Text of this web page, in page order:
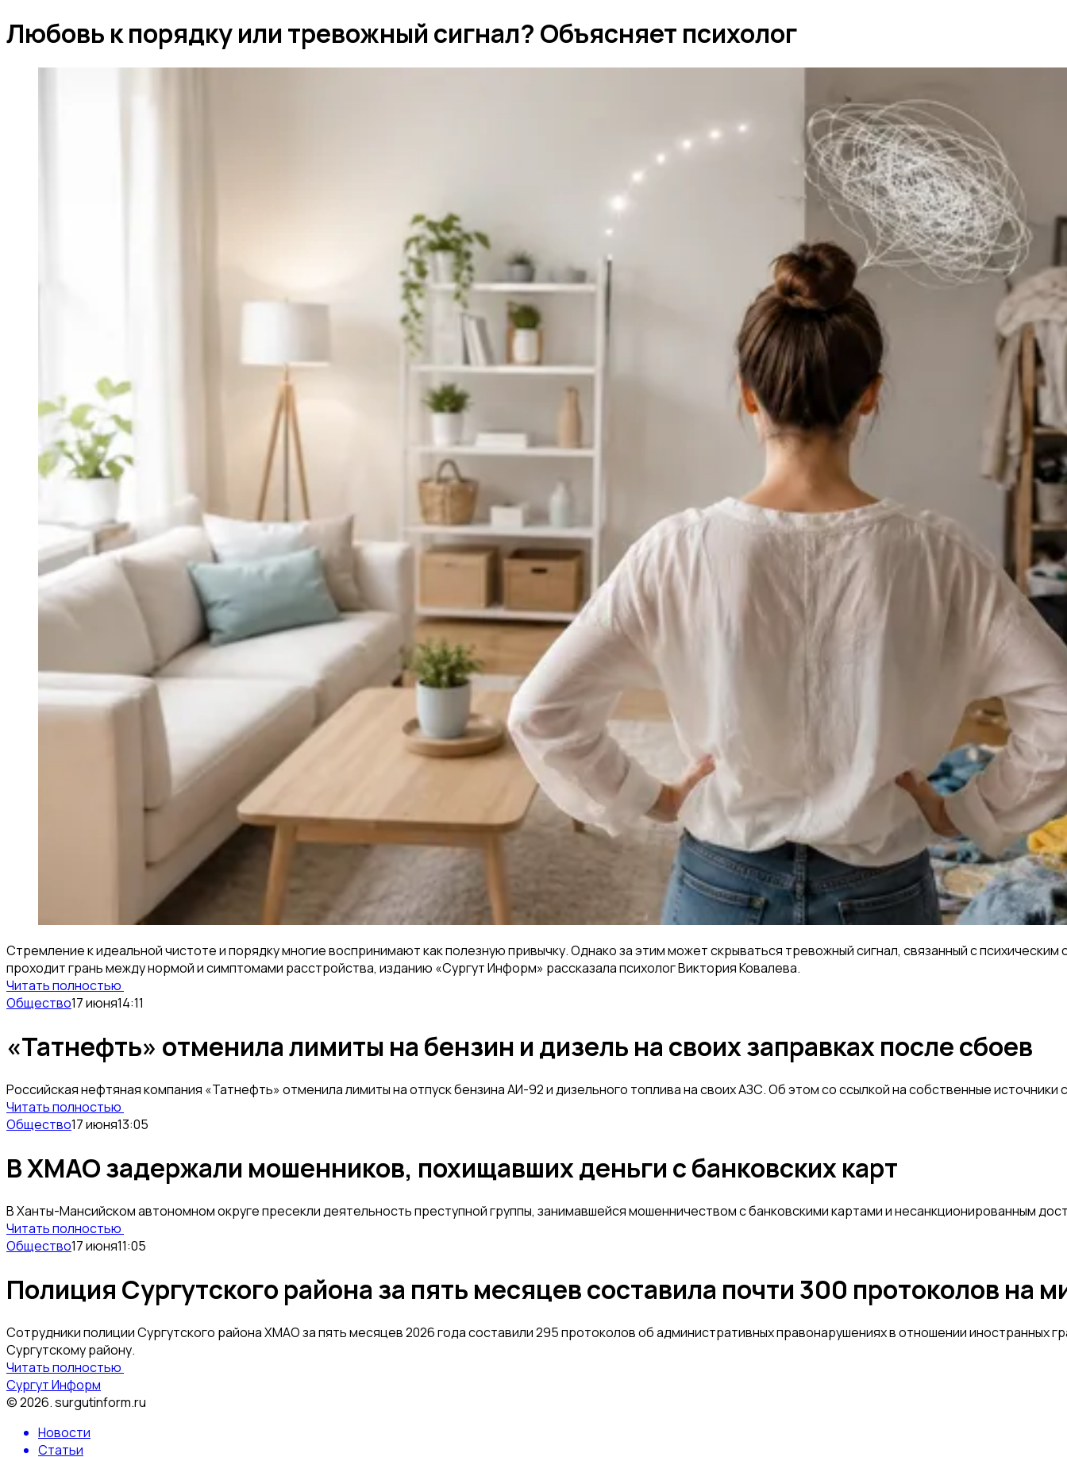
Любовь к порядку или тревожный сигнал? Объясняет психолог
Стремление к идеальной чистоте и порядку многие воспринимают как полезную привычку. Однако за этим может скрываться тревожный сигнал, связанный с
проходит грань между нормой и симптомами расстройства, изданию «Сургут Информ» рассказала психолог Виктория Ковалева.
Читать полностью
Общество17 июня14:11
«Татнефть» отменила лимиты на бензин и дизель на своих заправках после сбоев
Российская нефтяная компания «Татнефть» отменила лимиты на отпуск бензина АИ-92 и дизельного топлива на своих АЗС. Об этом со ссылкой на собственные
Читать полностью
Общество17 июня13:05
В ХМАО задержали мошенников, похищавших деньги с банковских карт
В Ханты-Мансийском автономном округе пресекли деятельность преступной группы, занимавшейся мошенничеством с банковскими картами и несанкционированным
Читать полностью
Общество17 июня11:05
Полиция Сургутского района за пять месяцев составила почти 300 протоколов на
Сотрудники полиции Сургутского района ХМАО за пять месяцев 2026 года составили 295 протоколов об административных правонарушениях в отношении
Сургутскому району.
Читать полностью
Сургут Информ
©2026.surgutinform.ru
Новости
Статьи